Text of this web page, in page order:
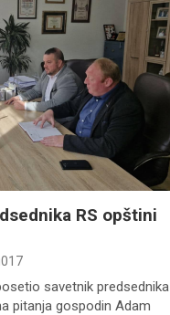
RS opštini
savetnik predsednika
pitanja gospodin Adam